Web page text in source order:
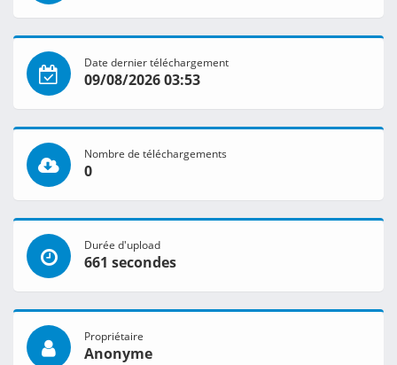
Date dernier téléchargement
09/08/2026 03:53
Nombre de téléchargements
0
Durée d'upload
661 secondes
Propriétaire
Anonyme